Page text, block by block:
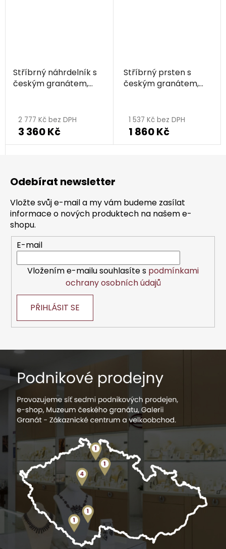
Stříbrný náhrdelník s
českým granátem,
2 777 Kč bez DPH
3 360 Kč
Stříbrný prsten s
českým granátem,
1 537 Kč bez DPH
1 860 Kč
Odebírat newsletter
Vložte svůj e-mail a my vám budeme zasílat
informace o nových produktech na našem e-
shopu.
E-mail
Vložením e-mailu souhlasíte s podmínkami
ochrany osobních údajů
PŘIHLÁSIT SE